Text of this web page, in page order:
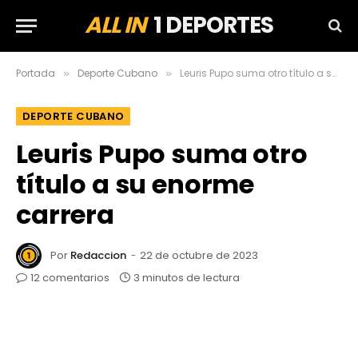
ALL IN1 DEPORTES
Portada » Deporte Cubano » Leuris Pupo suma otro título a su enorme carrera
DEPORTE CUBANO
Leuris Pupo suma otro
título a su enorme
carrera
Por Redaccion
22 de octubre de 2023
12 comentarios
3 minutos de lectura